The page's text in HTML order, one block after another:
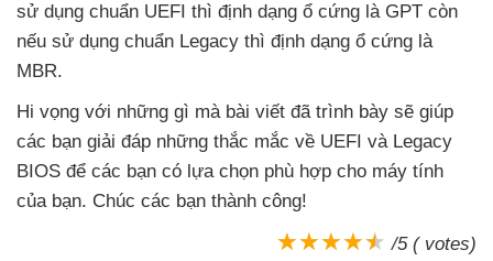
sử dụng chuẩn UEFI thì định dạng ổ cứng là GPT còn
nếu sử dụng chuẩn Legacy thì định dạng ổ cứng là
MBR.
Hi vọng với những gì mà bài viết đã trình bày sẽ giúp
các bạn giải đáp những thắc mắc về UEFI và Legacy
BIOS để các bạn có lựa chọn phù hợp cho máy tính
của bạn. Chúc các bạn thành công!
/5 ( votes)